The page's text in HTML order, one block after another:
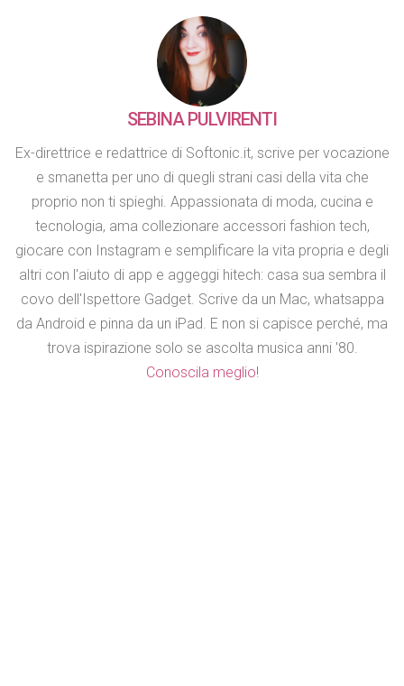
SEBINA PULVIRENTI
Ex-direttrice e redattrice di Softonic.it, scrive per vocazione
e smanetta per uno di quegli strani casi della vita che
proprio non ti spieghi. Appassionata di moda, cucina e
tecnologia, ama collezionare accessori fashion tech,
giocare con Instagram e semplificare la vita propria e degli
altri con l'aiuto di app e aggeggi hitech: casa sua sembra il
covo dell'Ispettore Gadget. Scrive da un Mac, whatsappa
da Android e pinna da un iPad. E non si capisce perché, ma
trova ispirazione solo se ascolta musica anni '80.
Conoscila meglio!